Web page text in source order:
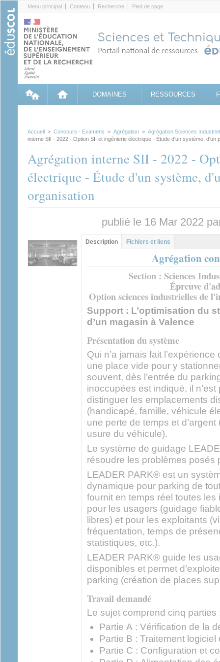
Menu principal Contenu Recherche Pied de page
DOMAINES RESSOURCES
Accueil > Concours - Examens > Agrégation > Agrégation Sciences
interne SII - 2022 - Option SII et ingénierie électrique - Étude d'un système, d'un
Agrégation interne SII - 2022 -
électrique - Étude d'un système,
organisation
publié le 16 Mar 2022
Groupe principal
Description (onglet
actif)
Fichiers et liens
Agrégation
Section : Sciences
Épreuve
Option sciences industrielles de
Support : L’optimisation du
d’un magasin à Valence
Présentation du système
Qui n’a jamais fait
une place vide pour y
souvent, dès l’entrée du
inoccupées est indiqué, il
distinguer les emplacements
(handicapé, famille, véhicule
une perte de temps et
usure du véhicule).
Le système de guidage
résoudre les problèmes posés
LEADER PARK® est un
dynamique pour parking de
fournit en temps réel toutes les
pour les usagers (guidage
libres) et pour les exploitants
fréquentation, temps de
statistiques, etc.).
LEADER PARK® guide les
disponibles et permet
parking (création de places
Travail demandé
Le sujet comprend cinq parties
Partie A : Vérification de la
Partie B : Traitement logiciel
Partie C : Configuration et